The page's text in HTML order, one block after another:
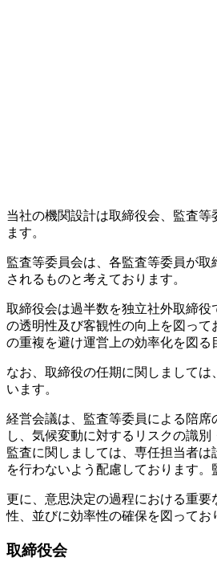
当社の機関設計は取締役会、監査
ます。
監査等委員会は、各監査等委員が
されるものと考えております。
取締役会は過半数を独立社外取締
の透明性及び客観性の向上を図っ
の重複を避け運営上の効率化を図る
なお、取締役の任期に関しまして
います。
経営会議は、監査等委員による陪
し、気候変動に対するリスクの識
監査に関しましては、専任担当者
を行わないよう配慮しております
更に、意思決定の過程における重
性、並びに効率性の確保を図ってお
取締役会